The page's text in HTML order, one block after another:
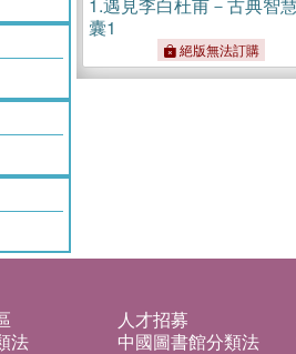
囊1
絕版無法訂購
人才招募
法 中國圖書館分類法